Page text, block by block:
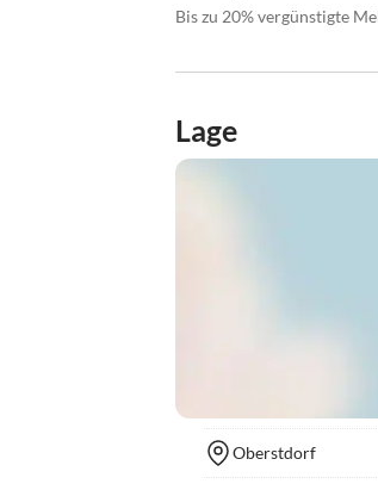
Bis zu 20% vergünstigte
Lage
Oberstdorf